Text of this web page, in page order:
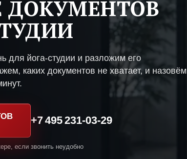
ДОКУМЕНТОВ
для йога-студии и разложим его
каких документов не хватает, и назовём
+7 495 231-03-29
если звонить неудобно